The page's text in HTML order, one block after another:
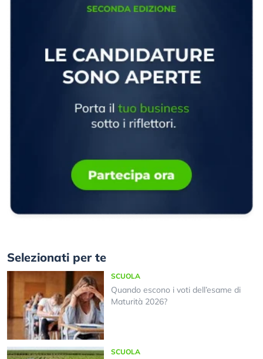
Selezionati per te
SCUOLA
Quando escono i voti dell’esame di
Maturità 2026?
SCUOLA